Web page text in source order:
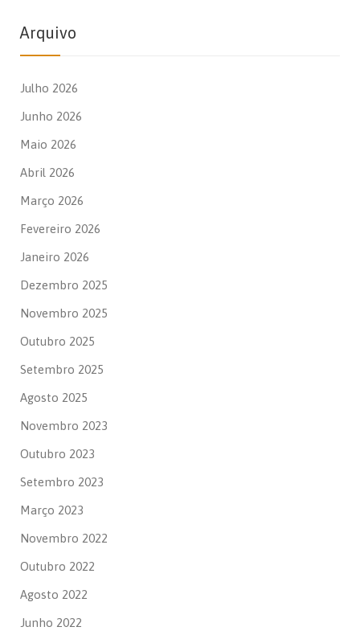
Arquivo
Julho 2026
Junho 2026
Maio 2026
Abril 2026
Março 2026
Fevereiro 2026
Janeiro 2026
Dezembro 2025
Novembro 2025
Outubro 2025
Setembro 2025
Agosto 2025
Novembro 2023
Outubro 2023
Setembro 2023
Março 2023
Novembro 2022
Outubro 2022
Agosto 2022
Junho 2022